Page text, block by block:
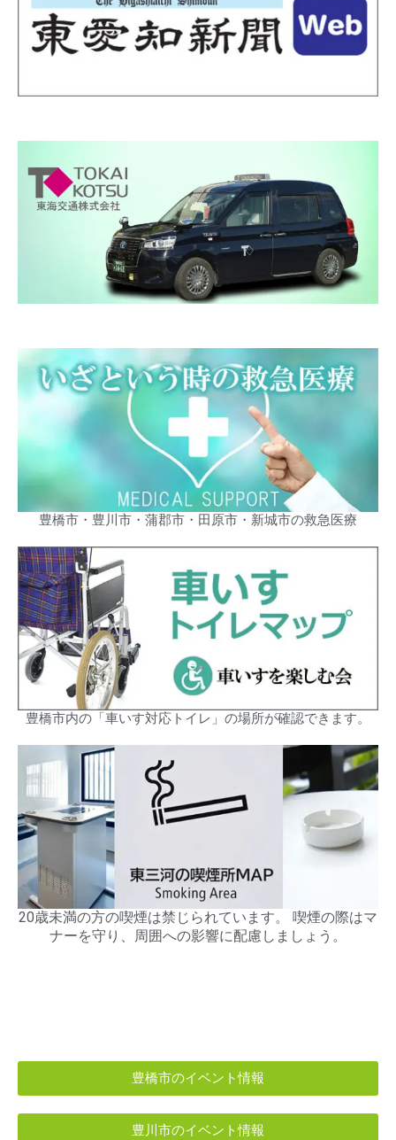
豊橋市・豊川市・蒲郡市・田原市・新城市の救急医療
豊橋市内の「車いす対応トイレ」の場所が確認できます。
20歳未満の方の喫煙は禁じられています。 喫煙の際はマ
ナーを守り、周囲への影響に配慮しましょう。
豊橋市のイベント情報
豊川市のイベント情報